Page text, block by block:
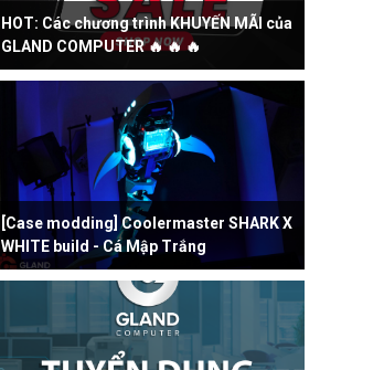
HOT: Các chương trình KHUYẾN MÃI của
GLAND COMPUTER 🔥 🔥 🔥
[Case modding] Coolermaster SHARK X
WHITE build - Cá Mập Trắng